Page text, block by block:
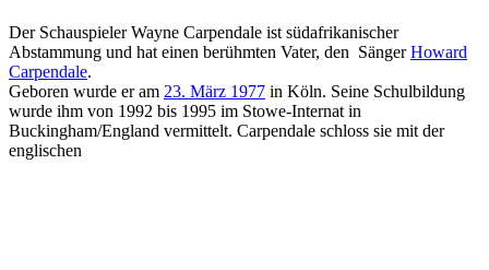
Der Schauspieler Wayne Carpendale ist südafrikanischer
Abstammung und hat einen berühmten Vater, den SängerHoward
Carpendale.
Geboren wurde er am 23. März 1977 in Köln. Seine Schulbildung
wurde ihm von 1992 bis 1995 im Stowe-Internat in
Buckingham/England vermittelt. Carpendale schloss sie mit der
englischen